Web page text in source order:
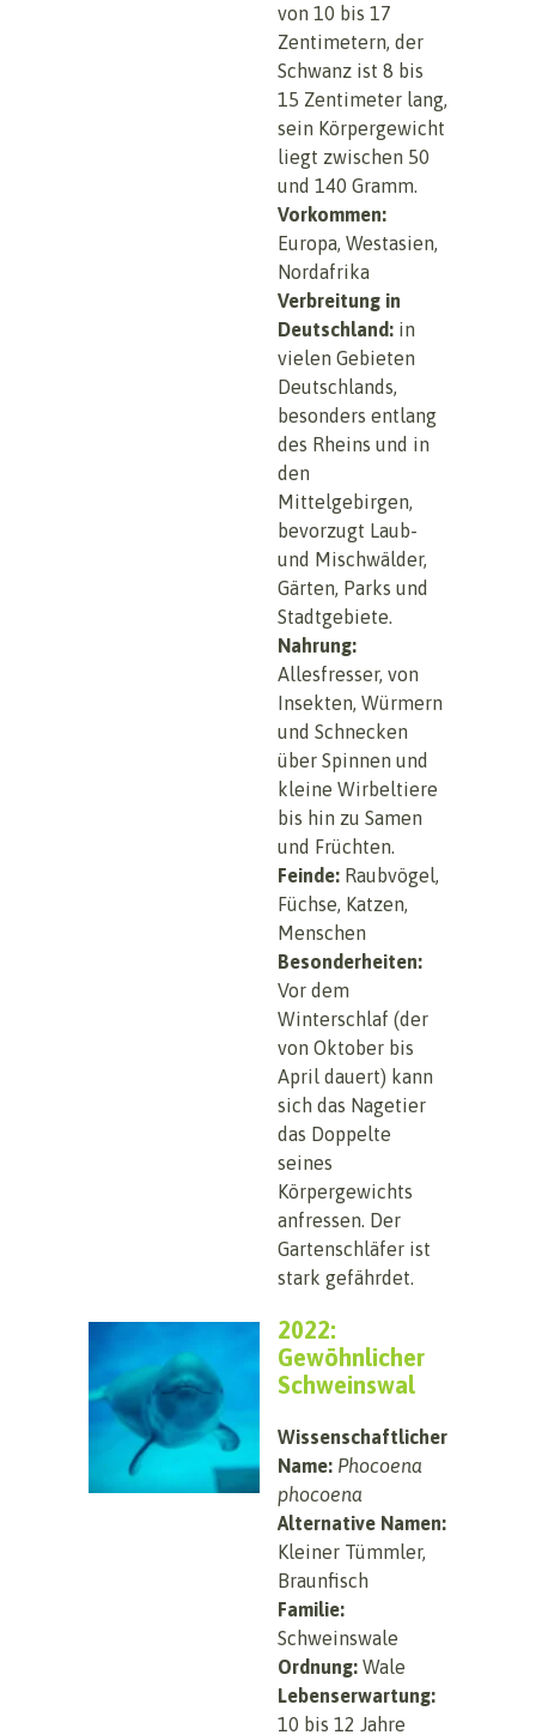
von 10 bis 17
Zentimetern, der
Schwanz ist 8 bis
15 Zentimeter lang,
sein Körpergewicht
liegt zwischen 50
und 140 Gramm.
Vorkommen:
Europa, Westasien,
Nordafrika
Verbreitung in
Deutschland: in
vielen Gebieten
Deutschlands,
besonders entlang
des Rheins und in
den
Mittelgebirgen,
bevorzugt Laub-
und Mischwälder,
Gärten, Parks und
Stadtgebiete.
Nahrung:
Allesfresser, von
Insekten, Würmern
und Schnecken
über Spinnen und
kleine Wirbeltiere
bis hin zu Samen
und Früchten.
Feinde: Raubvögel,
Füchse, Katzen,
Menschen
Besonderheiten:
Vor dem
Winterschlaf (der
von Oktober bis
April dauert) kann
sich das Nagetier
das Doppelte
seines
Körpergewichts
anfressen. Der
Gartenschläfer ist
stark gefährdet.
2022:
Gewöhnlicher
Schweinswal
Wissenschaftlicher
Name: Phocoena
phocoena
Alternative Namen:
Kleiner Tümmler,
Braunfisch
Familie:
Schweinswale
Ordnung: Wale
Lebenserwartung:
10 bis 12 Jahre